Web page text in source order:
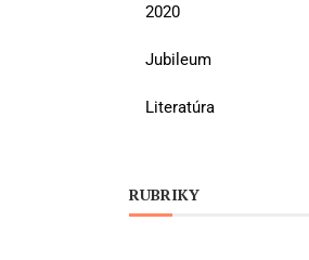
2020
Jubileum
Literatúra
RUBRIKY